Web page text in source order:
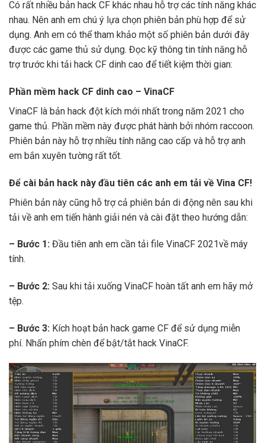
Có rất nhiều bản hack CF khác nhau hỗ trợ các tính năng khác
nhau. Nên anh em chú ý lựa chọn phiên bản phù hợp để sử
dụng. Anh em có thể tham khảo một số phiên bản dưới đây
được các game thủ sử dụng. Đọc kỹ thông tin tính năng hỗ
trợ trước khi tải hack CF dinh cao để tiết kiệm thời gian:
Phần mềm hack CF dinh cao – VinaCF
VinaCF là bản hack đột kích mới nhất trong năm 2021 cho
game thủ. Phần mềm này được phát hành bởi nhóm raccoon.
Phiên bản này hỗ trợ nhiều tính năng cao cấp và hỗ trợ anh
em bắn xuyên tường rất tốt.
Để cài bản hack này đầu tiên các anh em tải về Vina CF!
Phiên bản này cũng hỗ trợ cả phiên bản di động nên sau khi
tải về anh em tiến hành giải nén và cài đặt theo hướng dẫn:
– Bước 1: Đầu tiên anh em cần tải file VinaCF 2021về máy
tính.
– Bước 2: Sau khi tải xuống VinaCF hoàn tất anh em hãy mở
tệp.
– Bước 3: Kích hoạt bản hack game CF để sử dụng miễn
phí. Nhấn phím chèn để bật/tắt hack VinaCF.